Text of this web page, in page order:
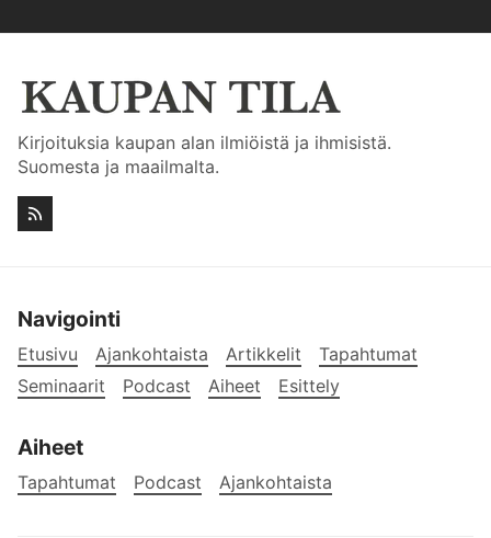
Kirjoituksia kaupan alan ilmiöistä ja ihmisistä.
Suomesta ja maailmalta.
Navigointi
Etusivu Ajankohtaista Artikkelit
Tapahtumat
Seminaarit
Podcast Aiheet Esittely
Aiheet
Tapahtumat Podcast Ajankohtaista